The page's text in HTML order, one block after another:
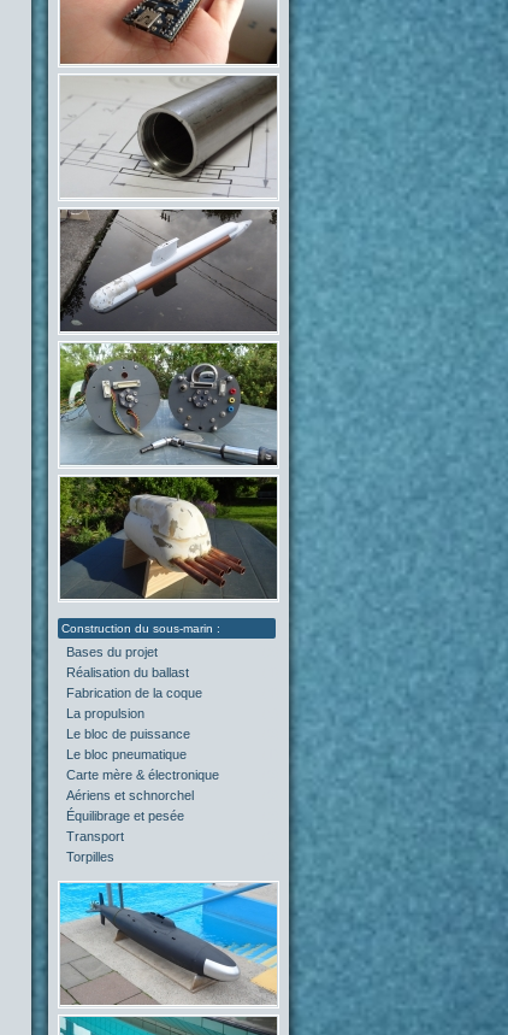
Bases du projet
Réalisation du ballast
Fabrication de la coque
La propulsion
Le bloc de puissance
Le bloc pneumatique
Carte mère & électronique
Aériens et schnorchel
Équilibrage et pesée
Transport
Torpilles